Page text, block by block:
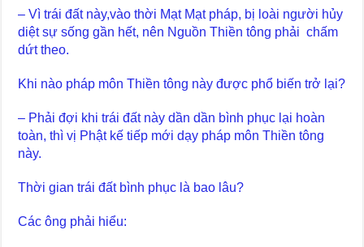
– Vì trái đất này,vào thời Mạt Mạt pháp, bị loài người hủy
diệt sự sống gần hết, nên Nguồn Thiền tông phải chấm
dứt theo.
Khi nào pháp môn Thiền tông này được phổ biến trở lại?
– Phải đợi khi trái đất này dần dần bình phục lại hoàn
toàn, thì vị Phật kế tiếp mới dạy pháp môn Thiền tông
này.
Thời gian trái đất bình phục là bao lâu?
Các ông phải hiểu: